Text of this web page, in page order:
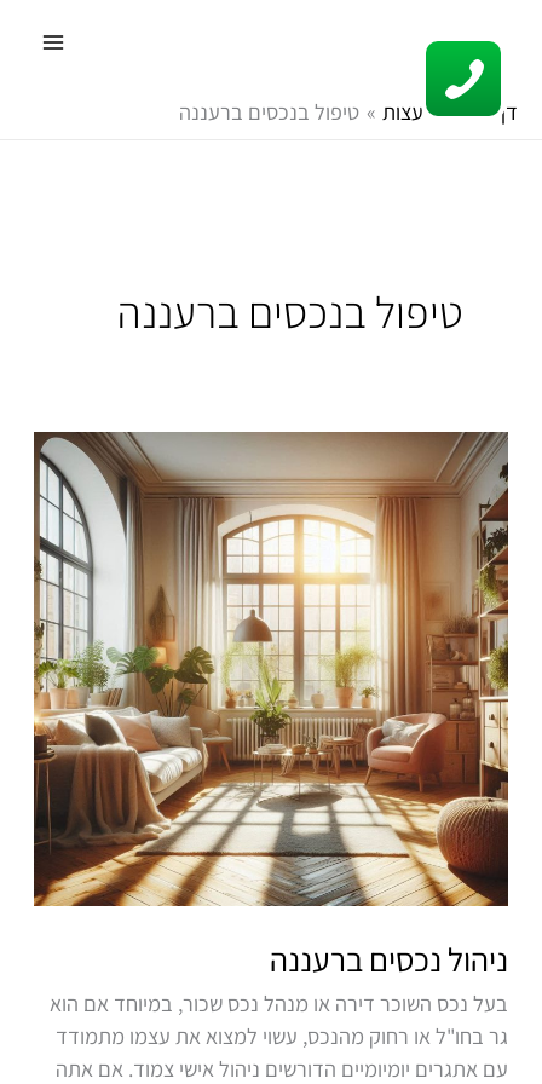
לתוכן
דף הבית עצות טיפול בנכסים ברעננה
טיפול בנכסים ברעננה
ניהול נכסים ברעננה
בעל נכס השוכר דירה או מנהל נכס שכור, במיוחד אם הוא
גר בחו"ל או רחוק מהנכס, עשוי למצוא את עצמו מתמודד
עם אתגרים יומיומיים הדורשים ניהול אישי צמוד. אם אתה
ניהול
נכסים
ברעננה